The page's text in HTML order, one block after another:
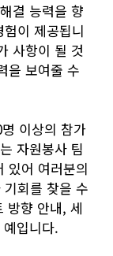
결 능력을 향
이 제공됩니
사항이 될 것
을 보여줄 수
이상의 참가
자원봉사 팀
있어 여러분의
회를 찾을 수
방향 안내, 세
입니다.